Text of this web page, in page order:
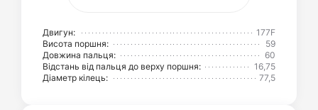
Двигун:
177F
Висота поршня:
59
Довжина пальця:
60
Відстань від пальця до верху поршня:
16,75
Діаметр кілець:
77,5